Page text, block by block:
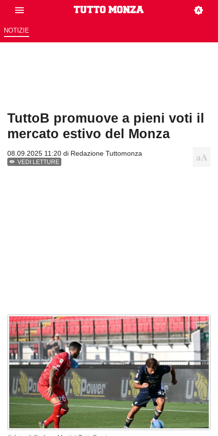
NOTIZIE
TuttoB promuove a pieni voti il
mercato estivo del Monza
08.09.2025 11:20 di Redazione Tuttomonza
VEDI LETTURE